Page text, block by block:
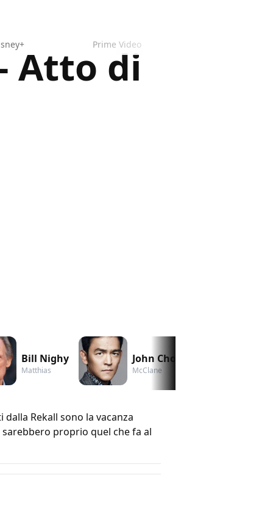
Prime Video
Atto di
Bill Nighy
Matthias
John Cho
McClane
Rekall sono la vacanza
proprio quel che fa al